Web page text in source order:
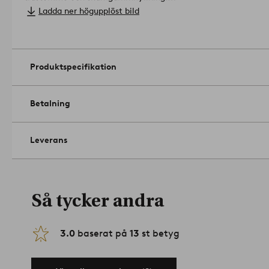
Storlek: Bredd 180 cm. Höjd 122 cm. Djup 6 cm.
Tips & Råd: Matcha med Jenny serien och lämna sängen
avslappnad linnelook.Artikelnummer: 1506554-02-0
Ladda ner högupplöst bild
Produktspecifikation
Betalning
Leverans
Så tycker andra
3.0 baserat på 13 st betyg